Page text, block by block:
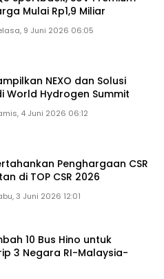
Mulai Rp1,9 Miliar
9 Juni 2026 06:05
NEXO dan Solusi
World Hydrogen Summit
4 Juni 2026 06:12
Penghargaan CSR
di TOP CSR 2026
3 Juni 2026 12:01
10 Bus Hino untuk
3 Negara RI-Malaysia-